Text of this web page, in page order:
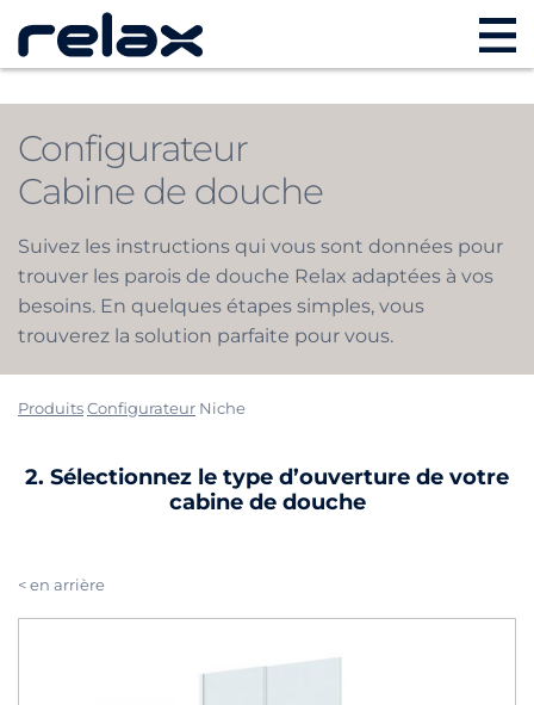
Configurateur
Cabine de douche
Suivez les instructions qui vous sont données pour
trouver les parois de douche Relax adaptées à vos
besoins. En quelques étapes simples, vous
trouverez la solution parfaite pour vous.
ProduitsConfigurateur Niche
2. Sélectionnez le type d’ouverture de votre
cabine de douche
< en arrière